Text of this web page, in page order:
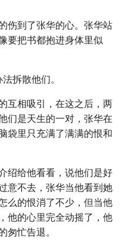
伤到了张华的心。张华站
要把书都抱进身体里似
拆散他们。
互相吸引，在这之后，两
们是天生的一对，张华在
袋里只充满了满满的恨和
绍给他看看，说他们是好
意不去，张华当他看到她
么的恨消了不少，但当他
他的心里完全动摇了，他
匆忙告退。